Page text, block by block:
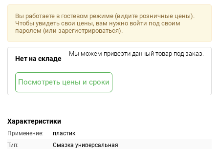
Характеристики
Применение:
пластик
Тип:
Смазка универсальная
Вы работаете в гостевом режиме (видите розничные цены).
Чтобы увидеть свои цены, вам нужно войти под своим
паролем (или зарегистрироваться).
Нет на складе
Мы можем привезти данный товар под заказ.
Посмотреть цены и сроки